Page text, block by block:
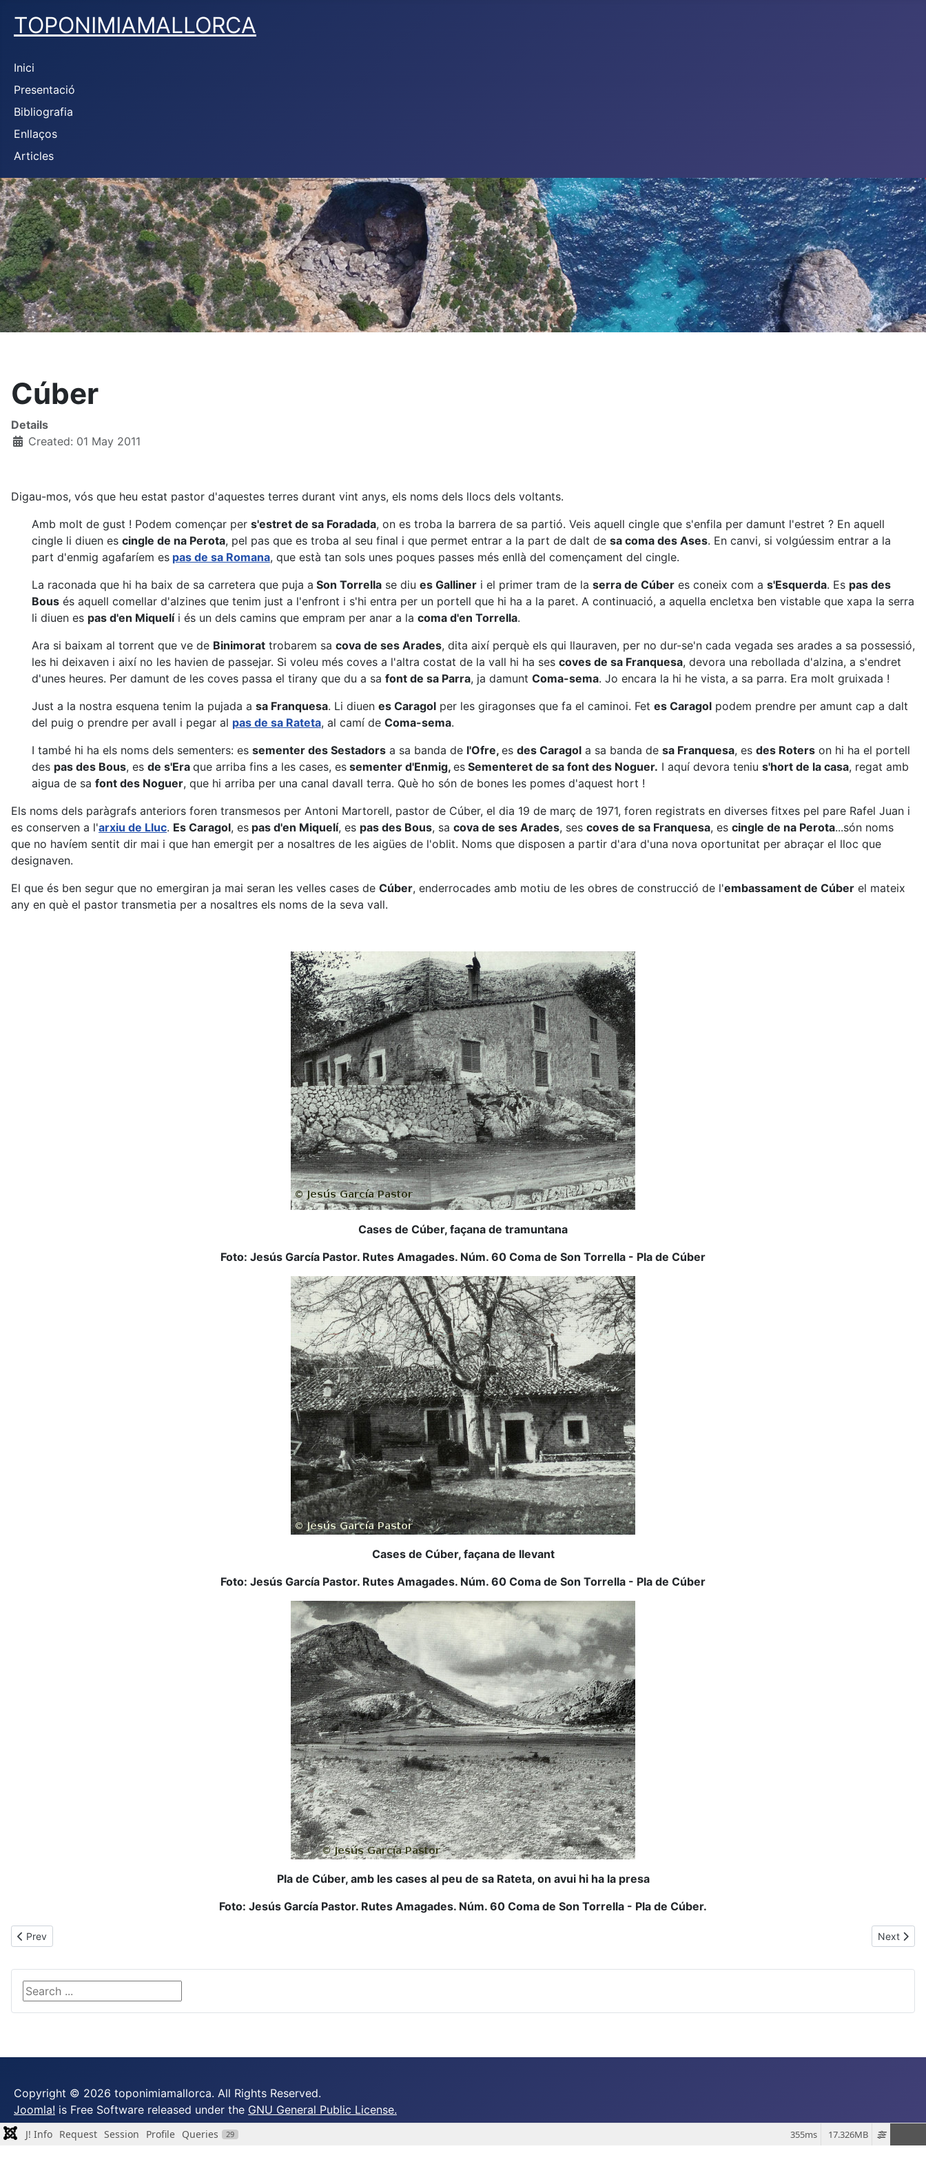
TOPONIMIAMALLORCA
Inici
Presentació
Bibliografia
Enllaços
Articles
Cúber
Details
Created: 01 May 2011
Digau-mos, vós que heu estat pastor d'aquestes terres durant vint anys, els noms dels llocs dels voltants.
Amb molt de gust ! Podem començar per s'estret de sa Foradada, on es troba la barrera de sa partió. Veis aquell cingle que s'enfila per damunt l'estret ? En aquell
cingle li diuen es cingle de na Perota, pel pas que es troba al seu final i que permet entrar a la part de dalt de sa coma des Ases. En canvi, si volgúessim entrar a la
part d'enmig agafaríem es pas de sa Romana, que està tan sols unes poques passes més enllà del començament del cingle.
La raconada que hi ha baix de sa carretera que puja a Son Torrella se diu es Galliner i el primer tram de la serra de Cúber es coneix com a s'Esquerda. Es pas des
Bous és aquell comellar d'alzines que tenim just a l'enfront i s'hi entra per un portell que hi ha a la paret. A continuació, a aquella encletxa ben vistable que xapa la serra
li diuen es pas d'en Miquelíi és un dels camins que empram per anar a la coma d'en Torrella.
Ara si baixam al torrent que ve de Binimorat trobarem sa cova de ses Arades, dita així perquè els qui llauraven, per no dur-se'n cada vegada ses arades a sa possessió,
les hi deixaven i així no les havien de passejar. Si voleu més coves a l'altra costat de la vall hi ha ses coves de sa Franquesa, devora una rebollada d'alzina, a s'endret
d'unes heures. Per damunt de les coves passa el tirany que du a sa font de sa Parra, ja damunt Coma-sema. Jo encara la hi he vista, a sa parra. Era molt gruixada !
Just a la nostra esquena tenim la pujada a sa Franquesa. Li diuen es Caragol per les giragonses que fa el caminoi. Fet es Caragol podem prendre per amunt cap a dalt
del puig o prendre per avall i pegar al pas de sa Rateta, al camí de Coma-sema.
I també hi ha els noms dels sementers: es sementer des Sestadors a sa banda de l'Ofre, es des Caragol a sa banda de sa Franquesa, es des Roters on hi ha el portell
des pas des Bous, es de s'Era que arriba fins a les cases, es sementer d'Enmig, es Sementeret de sa font des Noguer. I aquí devora teniu s'hort de la casa, regat amb
aigua de sa font des Noguer, que hi arriba per una canal davall terra. Què ho són de bones les pomes d'aquest hort !
Els noms dels paràgrafs anteriors foren transmesos per Antoni Martorell, pastor de Cúber, el dia 19 de març de 1971, foren registrats en diverses fitxes pel pare Rafel Juan i
es conserven a l'arxiu de Lluc. Es Caragol, es pas d'en Miquelí, es pas des Bous, sa cova de ses Arades, ses coves de sa Franquesa, es cingle de na Perota...són noms
que no havíem sentit dir mai i que han emergit per a nosaltres de les aigües de l'oblit. Noms que disposen a partir d'ara d'una nova oportunitat per abraçar el lloc que
designaven.
El que és ben segur que no emergiran ja mai seran les velles cases de Cúber, enderrocades amb motiu de les obres de construcció de l'embassament de Cúber el mateix
any en què el pastor transmetia per a nosaltres els noms de la seva vall.
Cases de Cúber, façana de tramuntana
Foto: Jesús García Pastor. Rutes Amagades. Núm. 60 Coma de Son Torrella - Pla de Cúber
Cases de Cúber, façana de llevant
Foto: Jesús García Pastor. Rutes Amagades. Núm. 60 Coma de Son Torrella - Pla de Cúber
Pla de Cúber, amb les cases al peu de sa Rateta, on avui hi ha la presa
Foto: Jesús García Pastor. Rutes Amagades. Núm. 60 Coma de Son Torrella - Pla de Cúber.
Previous article: ses Cuines Velles
Prev Next
Next
Search ...
Copyright © 2026 toponimiamallorca. All Rights Reserved.
Joomla! is Free Software released under the GNU General Public License.
J! Info Request Session Profile Queries 29 17.326MB
355ms